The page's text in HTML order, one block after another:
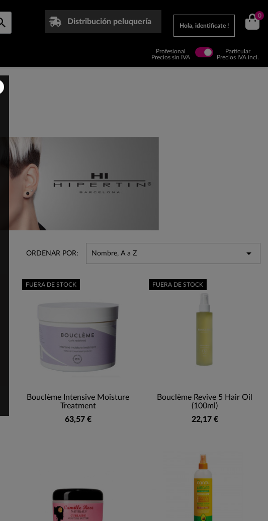
Distribución peluquería
Hola, identificate !
0
Profesional
Precios sin IVA
Particular
Precios IVA incl.
ORDENAR POR: Nombre, A a Z 
Bouclème Intensive Moisture
Treatment
63,57 €
FUERA DE STOCK
Bouclème Revive 5 Hair Oil
(100ml)
22,17 €
FUERA DE STOCK